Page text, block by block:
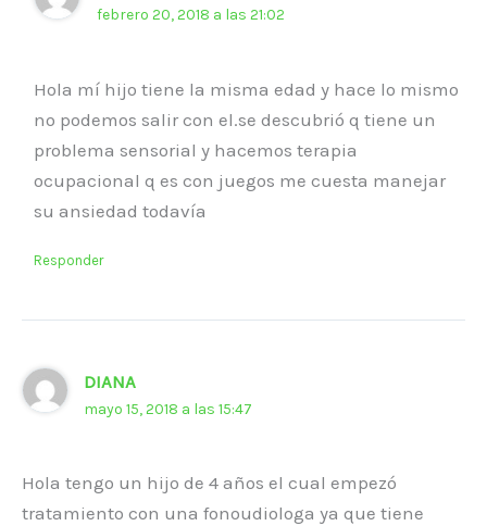
febrero 20, 2018 a las 21:02
Hola mí hijo tiene la misma edad y hace lo mismo
no podemos salir con el.se descubrió q tiene un
problema sensorial y hacemos terapia
ocupacional q es con juegos me cuesta manejar
su ansiedad todavía
Responder
DIANA
mayo 15, 2018 a las 15:47
Hola tengo un hijo de 4 años el cual empezó
tratamiento con una fonoudiologa ya que tiene